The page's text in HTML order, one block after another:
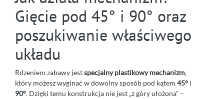
Gięcie pod 45° i 90° oraz
poszukiwanie właściwego
układu
Rdzeniem zabawy jestspecjalny plastikowy mechanizm,
który możesz wyginać w dowolny sposób pod kątem 45° i
90°. Dzięki temu konstrukcja nie jest „z góry ułożona” –